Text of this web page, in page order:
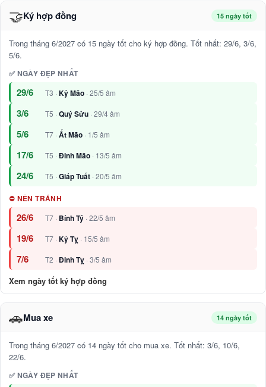
🤝Ký hợp đồng 15 ngày tốt
Trong tháng 6/2027 có 15 ngày tốt cho ký hợp đồng. Tốt nhất: 29/6, 3/6,
5/6.
✅ NGÀY ĐẸP NHẤT
29/6 T3 · Kỷ Mão · 25/5 âm
3/6 T5 · Quý Sửu · 29/4 âm
5/6 T7 · Ất Mão · 1/5 âm
17/6 T5 · Đinh Mão · 13/5 âm
24/6 T5 · Giáp Tuất · 20/5 âm
⛔ NÊN TRÁNH
26/6 T7 · Bính Tý · 22/5 âm
19/6 T7 ·Kỷ Tỵ · 15/5 âm
7/6 T2 ·Đinh Tỵ · 3/5 âm
Xem ngày tốt ký hợp đồng
🚗Mua xe 14 ngày tốt
Trong tháng 6/2027 có 14 ngày tốt cho mua xe. Tốt nhất: 3/6, 10/6,
22/6.
✅ NGÀY ĐẸP NHẤT